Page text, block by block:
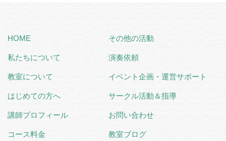
HOME
私たちについて
教室について
はじめての方へ
講師プロフィール
コース料金
その他の活動
演奏依頼
イベント企画・運営サポート
サークル活動＆指導
お問い合わせ
教室ブログ